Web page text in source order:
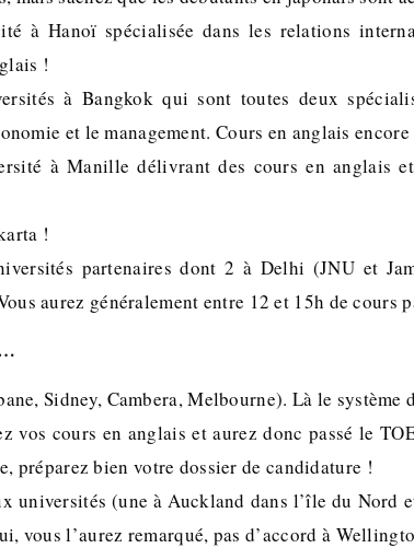
à Hanoï spécialisée dans les relations
!
à Bangkok qui sont toutes deux
et le management. Cours en anglais
à Manille délivrant des cours en anglais
!
partenaires dont 2 à Delhi (JNU et
aurez généralement entre 12 et 15h de cours
Sidney, Cambera, Melbourne). Là le système
vos cours en anglais et aurez donc passé le
préparez bien votre dossier de candidature !
universités (une à Auckland dans l’île du Nord
vous l’aurez remarqué, pas d’accord à